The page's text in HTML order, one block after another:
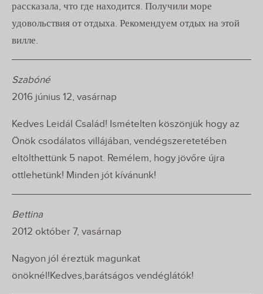
рассказала, что где находится. Получили море
удовольствия от отдыха. Рекомендуем отдых на этой
вилле.
Szabóné
2016 június 12, vasárnap
Kedves Leidál Család! Ismételten köszönjük hogy az
Önök csodálatos villájában, vendégszeretetében
eltölthettünk 5 napot. Remélem, hogy jövőre újra
ottlehetünk! Minden jót kívánunk!
Bettina
2012 október 7, vasárnap
Nagyon jól éreztük magunkat
önöknél!Kedves,barátságos vendéglátók!